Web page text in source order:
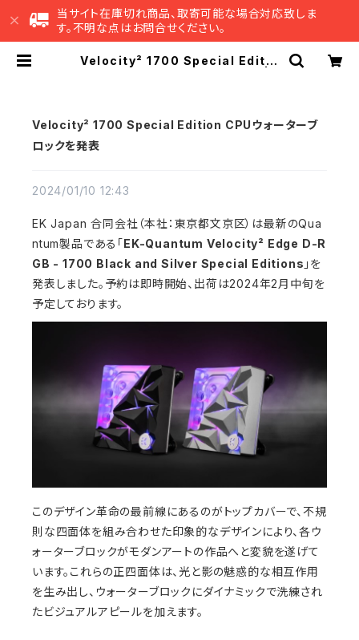
当サイト在庫切れ商品、取寄可能な場合対応致しま
す。不明な点はお問合せください。
Velocity² 1700 Special Editio
Velocity² 1700 Special Edition CPUウォーターブ
ロックを発表
2024/01/10 12:43
EK Japan 合同会社（本社：東京都文京区）は最新のQua
ntum製品である「EK-Quantum Velocity² Edge D-R
GB - 1700 Black and Silver Special Editions 」を
発表しました。予約は即時開始、出荷は2024年2月中旬を
予定しております。
このデザイン革命の最前線にあるのがトップカバーで、不規
則な四面体を組み合わせた印象的なデザインにより、各ウ
ォーターブロックがモダンアートの作品へと変貌を遂げて
います。これらの正四面体は、光と影の魅惑的な相互作用
を生み出し、ウォーターブロックにダイナミックで洗練され
たビジュアルアピールを加えます。